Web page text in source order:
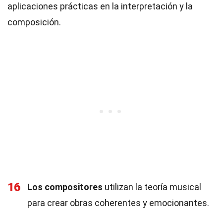
aplicaciones prácticas en la interpretación y la
composición.
16 Los compositores utilizan la teoría musical
para crear obras coherentes y emocionantes.